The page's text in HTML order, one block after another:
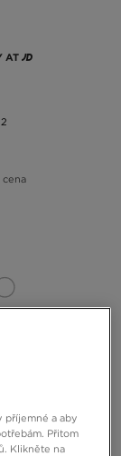
AT
cena
příjemné a aby
Přitom
Klikněte na